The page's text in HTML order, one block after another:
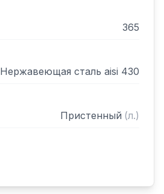
365
Нержавеющая сталь aisi 430
Пристенный (л.)